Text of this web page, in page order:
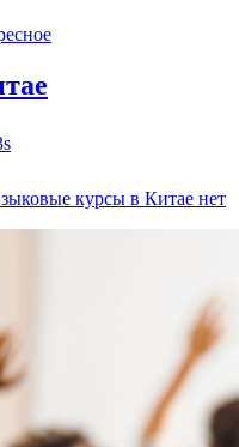
курсы в Китае нет